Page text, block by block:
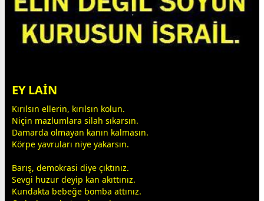
EY LAİN
Kırılsın ellerin, kırılsın kolun.
Niçin mazlumlara silah sıkarsın.
Damarda olmayan kanın kalmasın.
Körpe yavruları niye yakarsın.
Barış, demokrasi diye çıktınız.
Sevgi huzur deyip kan akıttınız.
Kundakta bebeğe bomba attınız.